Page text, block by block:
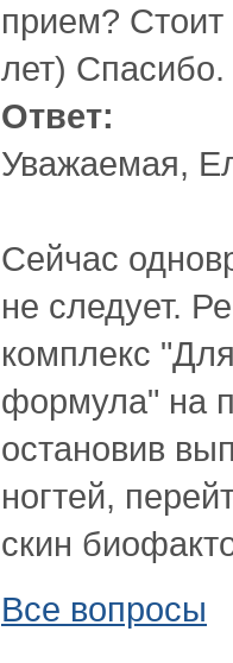
прием? Стоит
лет) Спасибо.
Ответ:
Уважаемая,
Сейчас
не следует.
комплекс
формула" на
остановив
ногтей,
скин
Все вопросы